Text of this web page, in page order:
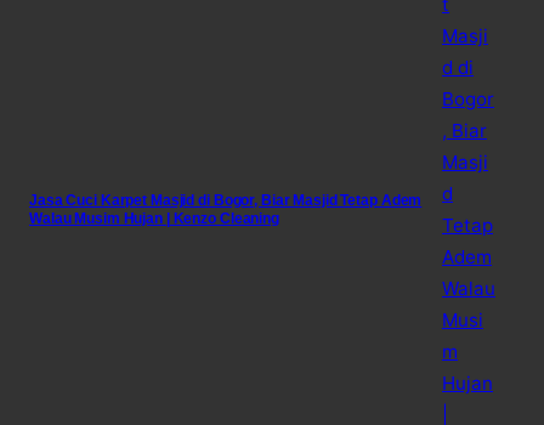
Jasa Cuci Karpet Masjid di Bogor, Biar Masjid Tetap Adem
Walau Musim Hujan | Kenzo Cleaning